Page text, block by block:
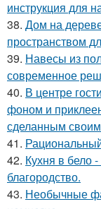
инструкция для
38. Дом на
пространством
39. Навесы из
современное
40. В центре
фоном и
сделанным
41.
42. Кухня в бело
благородство.
43. Необычные